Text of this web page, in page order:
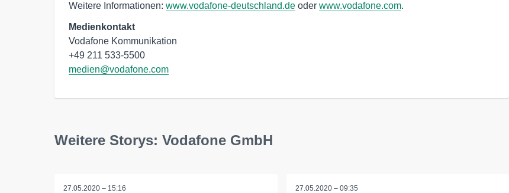
Weitere Informationen: www.vodafone-deutschland.de oder www.vodafone.com.
Medienkontakt
Vodafone Kommunikation
medien@vodafone.com
Weitere Storys: Vodafone GmbH
27.05.2020 – 15:16 27.05.2020 – 09:35